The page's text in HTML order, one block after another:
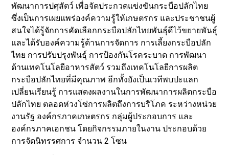
พัฒนาการปศุสัตว์ เพื่อจัดประกวดแข่งขันกระบือปลักไทย
ซึ่งเป็นการเผยแพร่องค์ความรู้ให้เกษตรกร และประชาชนผู้
สนใจได้รู้จักการคัดเลือกกระบือปลักไทยพันธุ์ดีไว้ขยายพันธุ์
และได้รับองค์ความรู้ด้านการจัดการ การเลี้ยงกระบือปลัก
ไทย การปรับปรุงพันธุ์ การป้องกันโรคระบาด การพัฒนา
ด้านเทคโนโลยีอาหารสัตว์ รวมถึงเทคโนโลยีการผลิต
กระบือปลักไทยที่มีคุณภาพ อีกทั้งยังเป็นเวทีพบปะแลก
เปลี่ยนเรียนรู้ การแสดงผลงานในการพัฒนาการผลิตกระบือ
ปลักไทย ตลอดห่วงโซ่การผลิตถึงการบริโภค ระหว่างหน่วย
งานรัฐ องค์กรภาคเกษตรกร กลุ่มผู้ประกอบการ และ
องค์กรภาคเอกชน โดยกิจกรรมภายในงาน ประกอบด้วย
การจัดนิทรรศการ จำนวน 2 โซน